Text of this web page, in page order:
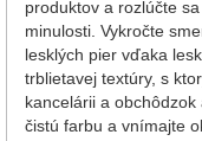
produktov a rozlúčte
minulosti. Vykročte
lesklých pier vďaka
trblietavej textúry, s
kancelárii a
čistú farbu a vnímajte